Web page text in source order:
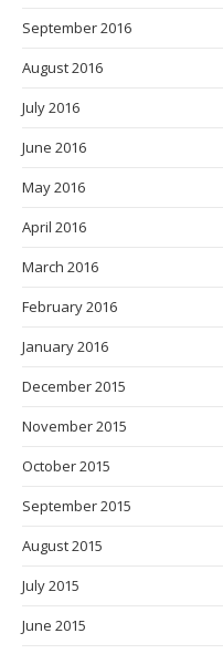
September 2016
August 2016
July 2016
June 2016
May 2016
April 2016
March 2016
February 2016
January 2016
December 2015
November 2015
October 2015
September 2015
August 2015
July 2015
June 2015